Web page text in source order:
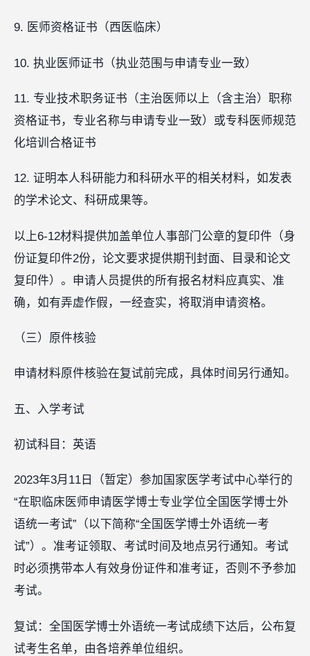
9. 医师资格证书（西医临床）
10. 执业医师证书（执业范围与申请专业一致）
11. 专业技术职务证书（主治医师以上（含主治）职称
资格证书，专业名称与申请专业一致）或专科医师规范
化培训合格证书
12. 证明本人科研能力和科研水平的相关材料，如发表
的学术论文、科研成果等。
以上6-12材料提供加盖单位人事部门公章的复印件（身
份证复印件2份，论文要求提供期刊封面、目录和论文
复印件）。申请人员提供的所有报名材料应真实、准
确，如有弄虚作假，一经查实，将取消申请资格。
（三）原件核验
申请材料原件核验在复试前完成，具体时间另行通知。
五、入学考试
初试科目：英语
2023年3月11日（暂定）参加国家医学考试中心举行的
“在职临床医师申请医学博士专业学位全国医学博士外
语统一考试”（以下简称“全国医学博士外语统一考
试”）。准考证领取、考试时间及地点另行通知。考试
时必须携带本人有效身份证件和准考证，否则不予参加
考试。
复试：全国医学博士外语统一考试成绩下达后，公布复
试考生名单，由各培养单位组织。